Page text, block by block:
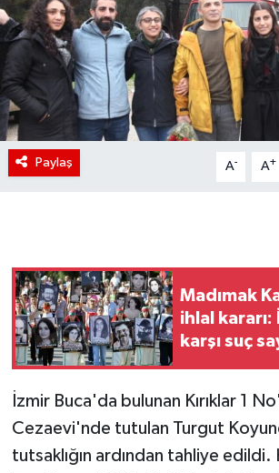
Paylaş A- A+
Madımak
ihlal kararı:
karşı suç
İzmir Buca'da bulunan Kırıklar 1
Cezaevi'nde tutulan Turgut
tutsaklığın ardından tahliye edildi.